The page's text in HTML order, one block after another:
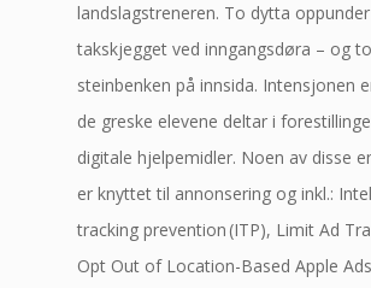
landslagstreneren. To dytta oppunder
takskjegget ved inngangsdøra – og
steinbenken på innsida. Intensjonen
de greske elevene deltar i
digitale hjelpemidler. Noen av disse
er knyttet til annonsering og inkl.:
tracking prevention (ITP), Limit Ad
Opt Out of Location-Based Apple